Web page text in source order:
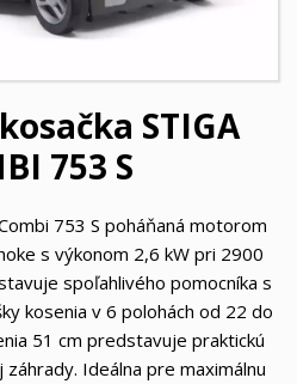
STIGA
753 S
753 S poháňaná motorom
s výkonom 2,6 kW pri 2900
spoľahlivého pomocníka s
kosenia v 6 polohách od 22 do
51 cm predstavuje praktickú
Ideálna pre maximálnu